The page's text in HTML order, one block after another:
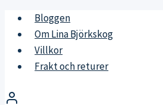
Skip
content
Bloggen
Om Lina Björkskog
Villkor
Frakt och returer